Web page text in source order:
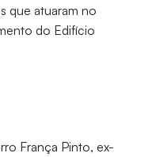
que atuaram no
do Edifício
França Pinto, ex-